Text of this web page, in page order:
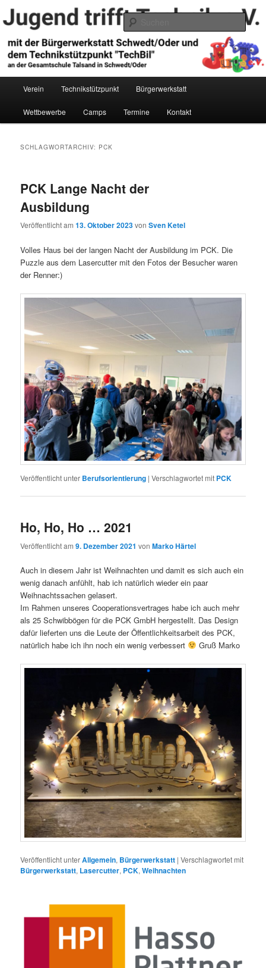
Zum
primären
springen
Zum
sekundären
springenJugend trifft Technik e.V.
Verein Technikstützpunkt Bürgerwerkstatt
Wettbewerbe Camps Termine Kontakt
SCHLAGWORTARCHIV: PCK
PCK Lange Nacht der
Ausbildung
Veröffentlicht am13. Oktober 2023vonSven Ketel
Volles Haus bei der langen Nacht der Ausbildung im PCK. Die
Puzzle aus dem Lasercutter mit den Fotos der Besucher waren
der Renner:)
Veröffentlicht unter Berufsorientierung |Verschlagwortet mit PCK
Ho, Ho, Ho … 2021
Veröffentlicht am9. Dezember 2021 vonMarko Härtel
Auch in diesem Jahr ist Weihnachten und damit es sich auch ein
wenig danach anfühlt, hab ich natürlich wieder ein paar
Weihnachtssachen gelasert.
Im Rahmen unseres Cooperationsvertrages habe ich auch mehr
als 25 Schwibbögen für die PCK GmbH hergestellt. Das Design
dafür lieferten uns die Leute der Öffentlichkeitsarbeit des PCK,
natürlich habe ich ihn noch ein wenig verbessert
Gruß Marko
Veröffentlicht unterAllgemein, Bürgerwerkstatt |Verschlagwortet mit
Bürgerwerkstatt, Lasercutter, PCK,Weihnachten